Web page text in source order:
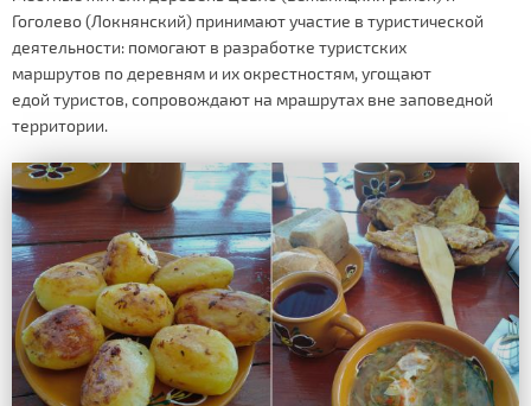
Гоголево (Локнянский) принимают участие в туристической
деятельности: помогают в разработке туристских
маршрутов по деревням и их окрестностям, угощают
едой туристов, сопровождают на мрашрутах вне заповедной
территории.